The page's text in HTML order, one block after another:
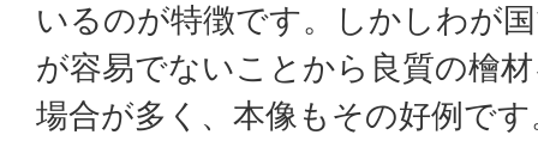
いるのが特徴です。しかしわが
が容易でないことから良質の檜
場合が多く、本像もその好例で